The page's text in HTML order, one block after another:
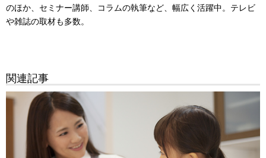
のほか、セミナー講師、コラムの執筆など、幅広く活躍中。テレビ
や雑誌の取材も多数。
関連記事